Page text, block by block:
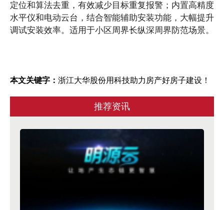
定位和算法去重，有效减少目标重复报警；内置高精度
水平仪和电动云台，结合智能辅助安装功能，大幅提升
调试安装效率。适用于小区周界长纵深周界防范场景。
本文关键字： 浙江大华股份用科技助力房产好房子建设！
推荐资讯